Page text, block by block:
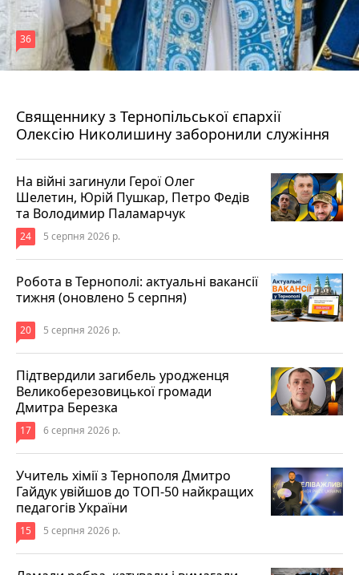
Священнику з Тернопільської єпархії
Олексію Николишину заборонили служіння
36
На війні загинули Герої Олег
Шелетин, Юрій Пушкар, Петро Федів
та Володимир Паламарчук
24 5 серпня 2026 р.
Робота в Тернополі: актуальні вакансії
тижня (оновлено 5 серпня)
20 5 серпня 2026 р.
Підтвердили загибель уродженця
Великоберезовицької громади
Дмитра Березка
17 6 серпня 2026 р.
Учитель хімії з Тернополя Дмитро
Гайдук увійшов до ТОП-50 найкращих
педагогів України
15 5 серпня 2026 р.